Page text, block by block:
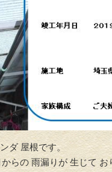
ダ 屋根です。
らの 雨漏りが 生じて お